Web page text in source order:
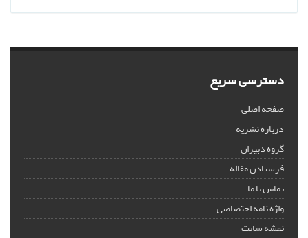
دسترسی سریع
صفحه اصلی
درباره نشریه
گروه دبیران
فرستادن مقاله
تماس با ما
واژه نامه اختصاصی
نقشه سایت